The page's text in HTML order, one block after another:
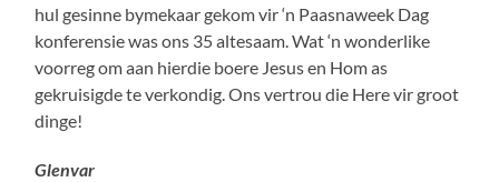
hul gesinne bymekaar gekom vir ‘n Paasnaweek Dag
konferensie was ons 35 altesaam. Wat ‘n wonderlike
voorreg om aan hierdie boere Jesus en Hom as
gekruisigde te verkondig. Ons vertrou die Here vir groot
dinge!
Glenvar